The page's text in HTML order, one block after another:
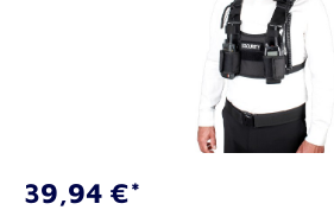
39,94 €*